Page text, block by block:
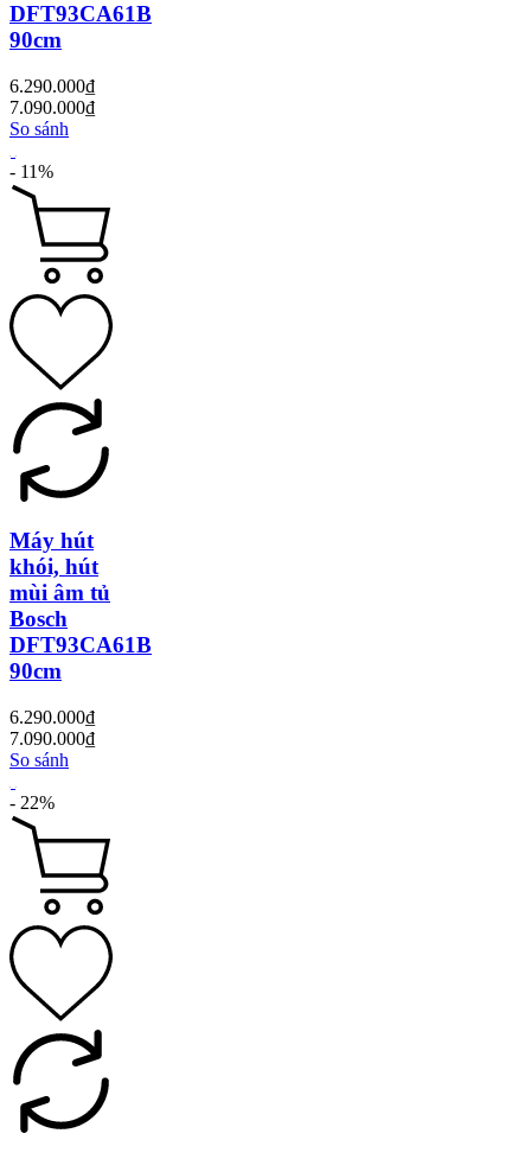
DFT93CA61B
90cm
6.290.000₫
7.090.000₫
So sánh
- 11%
Máy hút
khói, hút
mùi âm tủ
Bosch
DFT93CA61B
90cm
6.290.000₫
7.090.000₫
So sánh
- 22%